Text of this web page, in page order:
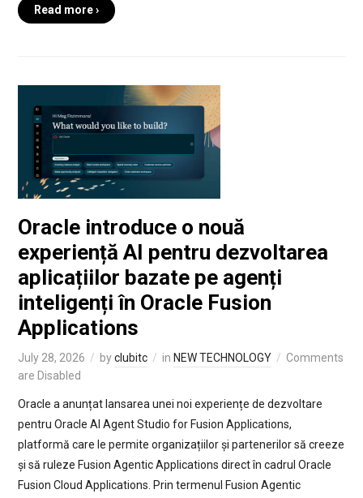
Read more ›
Oracle introduce o nouă
experiență AI pentru dezvoltarea
aplicațiilor bazate pe agenți
inteligenți în Oracle Fusion
Applications
July 28, 2026 byclubitc in NEW TECHNOLOGY
Comments
are Disabled
Oracle a anunțat lansarea unei noi experiențe de dezvoltare
pentru Oracle AI Agent Studio for Fusion Applications,
platformă care le permite organizațiilor și partenerilor să creeze
și să ruleze Fusion Agentic Applications direct în cadrul Oracle
Fusion Cloud Applications. Prin termenul Fusion Agentic